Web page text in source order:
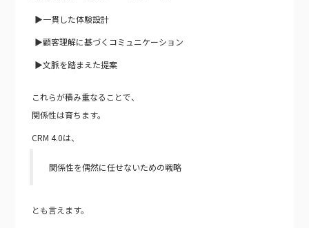
▶一貫した体験設計
▶顧客理解に基づくコミュニケーション
▶文脈を踏まえた提案
これらが積み重なることで、
関係性は育ちます。
CRM 4.0は、
関係性を偶然に任せないための戦略
とも言えます。